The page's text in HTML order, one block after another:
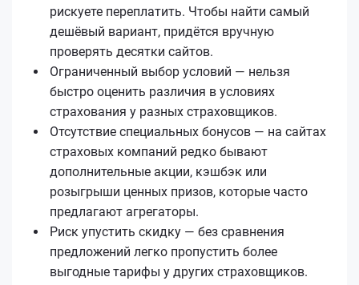
рискуете переплатить. Чтобы найти самый
дешёвый вариант, придётся вручную
проверять десятки сайтов.
Ограниченный выбор условий — нельзя
быстро оценить различия в условиях
страхования у разных страховщиков.
Отсутствие специальных бонусов — на сайтах
страховых компаний редко бывают
дополнительные акции, кэшбэк или
розыгрыши ценных призов, которые часто
предлагают агрегаторы.
Риск упустить скидку — без сравнения
предложений легко пропустить более
выгодные тарифы у других страховщиков.